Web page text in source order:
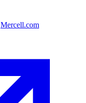
Mercell.com